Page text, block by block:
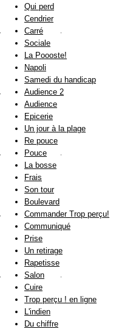
Qui perd
Cendrier
Carré
Sociale
La Poooste!
Napoli
Samedi du handicap
Audience 2
Audience
Epicerie
Un jour à la plage
Re pouce
Pouce
La bosse
Frais
Son tour
Boulevard
Commander Trop perçu!
Communiqué
Prise
Un retirage
Rapetisse
Salon
Cuire
Trop perçu ! en ligne
L'indien
Du chiffre